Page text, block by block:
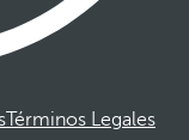
Términos Legales